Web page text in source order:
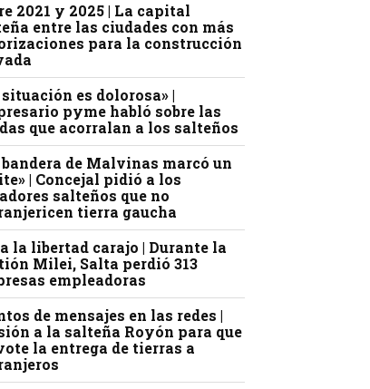
2021 y 2025 | La capital
entre las ciudades con más
para la construcción
situación es dolorosa» |
pyme habló sobre las
que acorralan a los salteños
bandera de Malvinas marcó un
| Concejal pidió a los
salteños que no
tierra gaucha
la libertad carajo | Durante la
Milei, Salta perdió 313
empleadoras
de mensajes en las redes |
a la salteña Royón para que
la entrega de tierras a